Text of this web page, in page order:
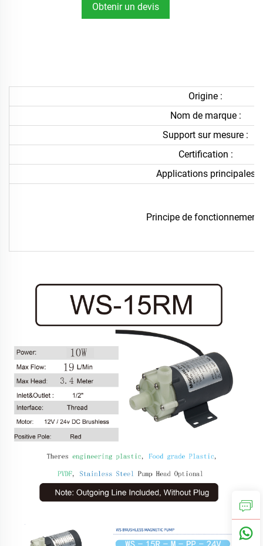
Obtenir un devis
Origine :
Nom de marque :
Support sur mesure :
Certification :
Applications principales
Principe de fonctionnement